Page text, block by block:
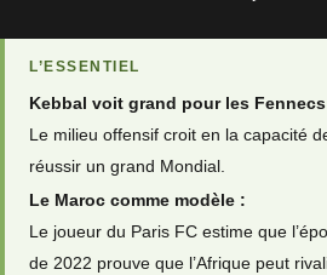
L’ESSENTIEL
Kebbal voit grand pour les
Le milieu offensif croit en la capacité
réussir un grand Mondial.
Le Maroc comme modèle :
Le joueur du Paris FC estime que
de 2022 prouve que l’Afrique peut